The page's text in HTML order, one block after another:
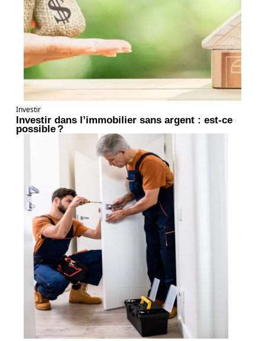
Investir
Investir dans l’immobilier sans argent : est-ce
possible ?